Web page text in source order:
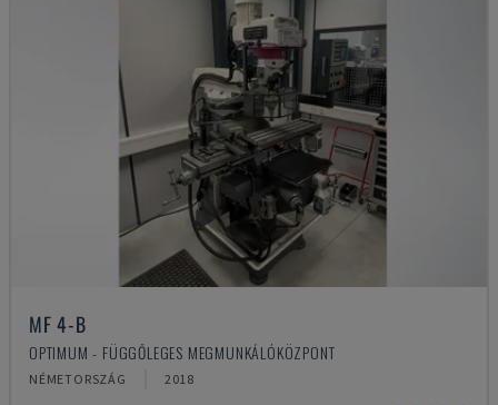
MF 4-B
OPTIMUM - FÜGGŐLEGES MEGMUNKÁLÓKÖZPONT
NÉMETORSZÁG 2018